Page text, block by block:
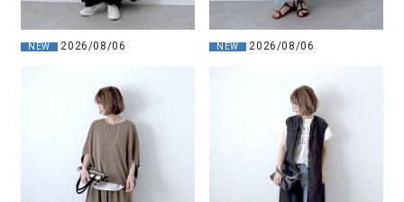
NEW 2026/08/06 NEW 2026/08/06